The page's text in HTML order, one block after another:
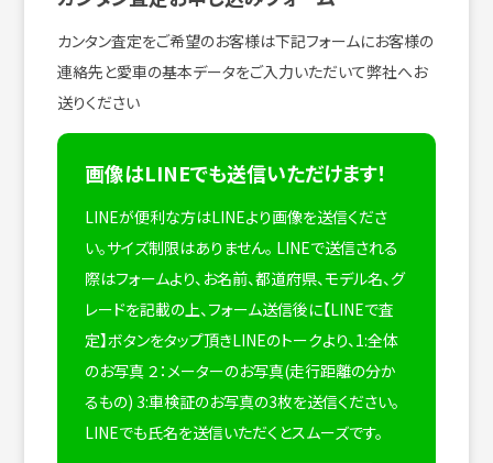
カンタン査定をご希望のお客様は下記フォームにお客様の
連絡先と愛車の基本データをご入力いただいて弊社へお
送りください
画像はLINEでも送信いただけます！
LINEが便利な方はLINEより画像を送信くださ
い。サイズ制限はありません。 LINEで送信される
際はフォームより、お名前、都道府県、モデル名、グ
レードを記載の上、フォーム送信後に【LINEで査
定】ボタンをタップ頂きLINEのトークより、1:全体
のお写真 ２：メーターのお写真(走行距離の分か
るもの) 3:車検証のお写真の3枚を送信ください。
LINEでも氏名を送信いただくとスムーズです。